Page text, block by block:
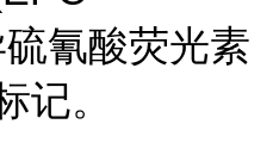
氰酸荧光素
记。